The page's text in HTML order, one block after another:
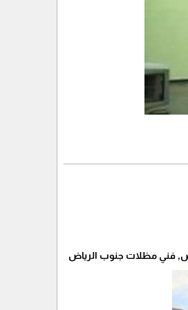
فني مظلات جنوب الرياض